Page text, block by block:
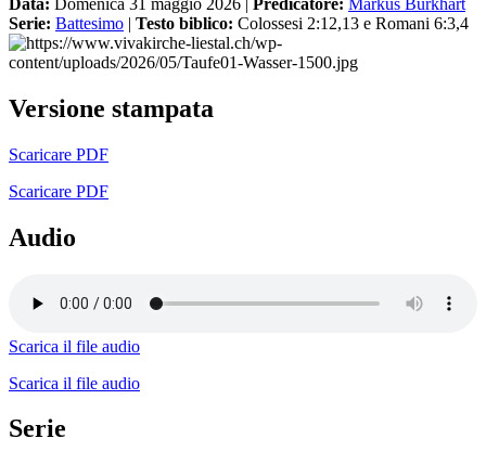
Serie: Battesimo | Testo biblico: Colossesi 2:12,13 e Romani 6:3,4
Versione stampata
Scaricare PDF
Scaricare PDF
Audio
Scarica il file audio
Scarica il file audio
Serie